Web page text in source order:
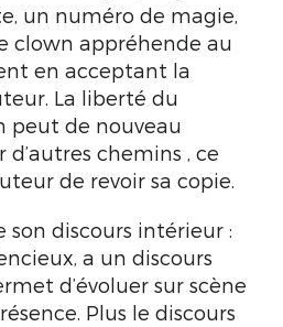
un numéro de magie,
clown appréhende au
en acceptant la
La liberté du
peut de nouveau
d’autres chemins , ce
de revoir sa copie.
son discours intérieur :
a un discours
d’évoluer sur scène
Plus le discours